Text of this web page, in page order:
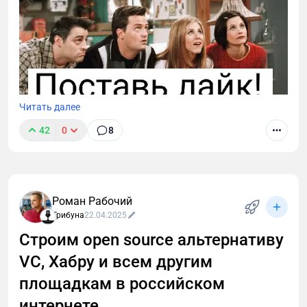
Поддержите проект реакцией и — самое главное —
Читать далее
42 0 8
Роман Рабочий
Трибуна22.04.2025
Строим open source альтернативу
VC, Хабру и всем другим
площадкам в российском